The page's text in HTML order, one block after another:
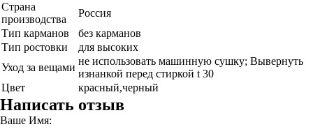
Страна
производства
Россия
Тип карманов
без карманов
Тип ростовки
для высоких
Уход за вещами
не использовать машинную сушку; Вывернуть
изнанкой перед стиркой t 30
Цвет
красный,черный
Написать отзыв
Ваше Имя: